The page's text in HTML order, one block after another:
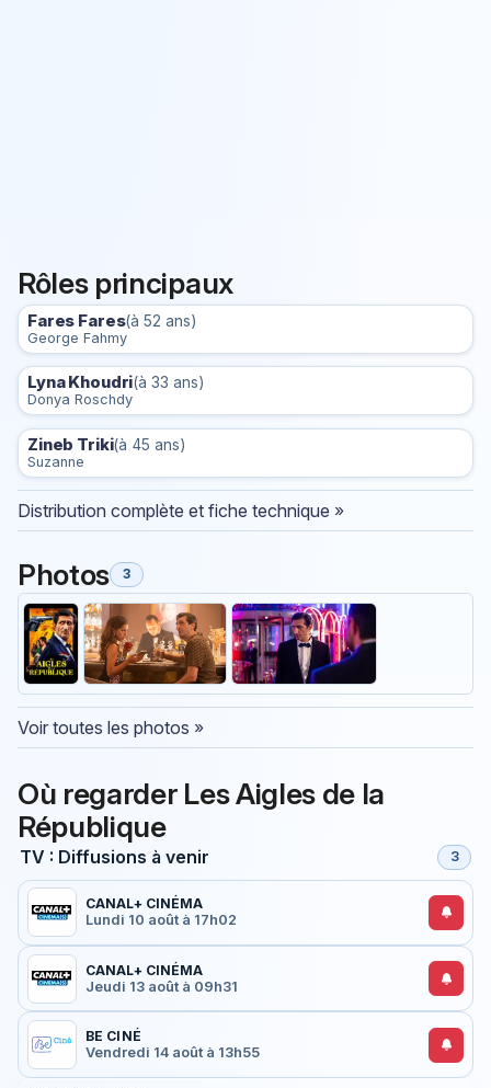
Rôles principaux
Fares Fares(à 52 ans)
George Fahmy
Lyna Khoudri(à 33 ans)
Donya Roschdy
Zineb Triki(à 45 ans)
Suzanne
Distribution complète et fiche technique »
Photos 3
Voir toutes les photos »
Où regarder Les Aigles de la
République
TV : Diffusions à venir 3
CANAL+ CINÉMA
Lundi 10 août à 17h02
CANAL+ CINÉMA
Jeudi 13 août à 09h31
BE CINÉ
Vendredi 14 août à 13h55